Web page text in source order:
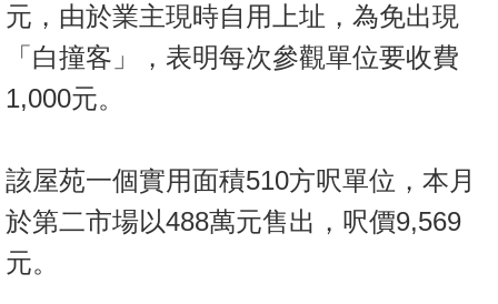
元，由於業主現時自用上址，為免出現
「白撞客」，表明每次參觀單位要收費
1,000元。
該屋苑一個實用面積510方呎單位，本月
於第二市場以488萬元售出，呎價9,569
元。